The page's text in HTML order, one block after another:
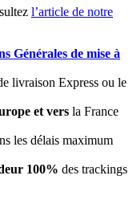
l’article de notre
Générales de mise à
livraison Express ou le
et vers la France
les délais maximum
100% des trackings